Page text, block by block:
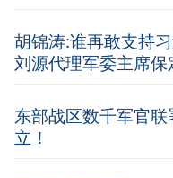
胡锦涛:谁再敢支持
刘源代理军委主席保
东部战区数千军官
立！